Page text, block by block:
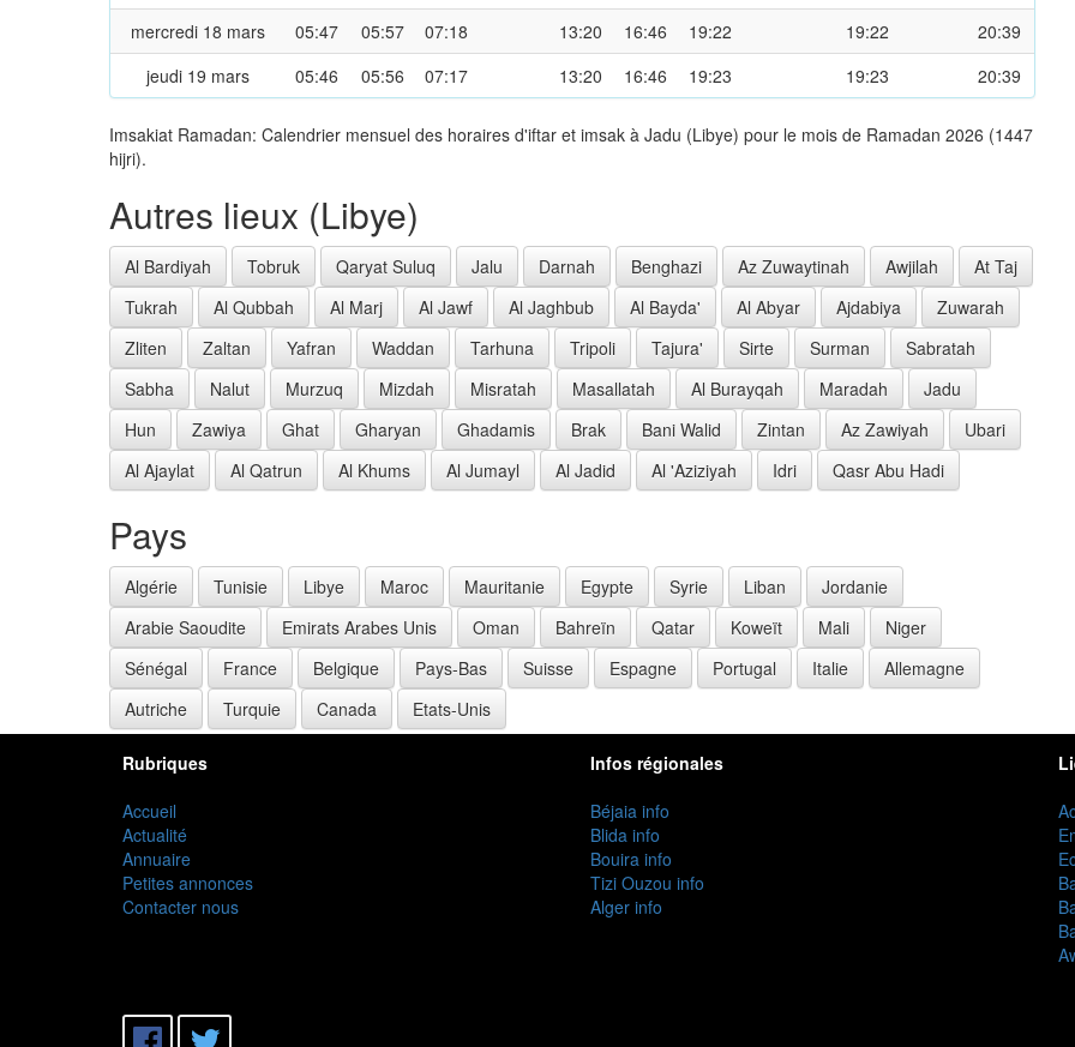
mercredi 18 mars
05:47 05:57 07:18 13:20 16:46 19:22 19:22
20:39
jeudi 19 mars
05:46 05:56 07:17 13:20 16:46 19:23 19:23 20:39
Imsakiat Ramadan: Calendrier mensuel des horaires d'iftar et imsak à Jadu (Libye) pour le mois de Ramadan 2026 (1447
hijri).
Autres lieux (Libye)
Al Bardiyah Tobruk Qaryat Suluq Jalu Darnah Benghazi Az Zuwaytinah Awjilah
At Taj
Tukrah
Al Qubbah Al Marj Al Jawf Al Jaghbub Al Bayda' Al Abyar Ajdabiya
Zuwarah
Zliten
Zaltan Yafran Waddan Tarhuna Tripoli Tajura' Sirte Surman
Sabratah
Sabha
Nalut Murzuq Mizdah Misratah Masallatah Al Burayqah Maradah
Jadu
Hun
Zawiya Ghat Gharyan Ghadamis Brak Bani Walid Zintan Az Zawiyah
Ubari
Al Ajaylat
Al Qatrun Al Khums Al Jumayl Al Jadid Al 'Aziziyah Idri Qasr Abu Hadi
Pays
Algérie Tunisie Libye Maroc Mauritanie Egypte Syrie Liban
Jordanie
Arabie Saoudite
Emirats Arabes Unis Oman Bahreïn Qatar Koweït Mali
Niger
Sénégal
France Belgique Pays-Bas Suisse Espagne Portugal Italie
Allemagne
Autriche
Turquie Canada Etats-Unis
Rubriques
Accueil
Actualité
Annuaire
Petites annonces
Contacter nous
Infos régionales
Béjaia info
Blida info
Bouira info
Tizi Ouzou info
Alger info